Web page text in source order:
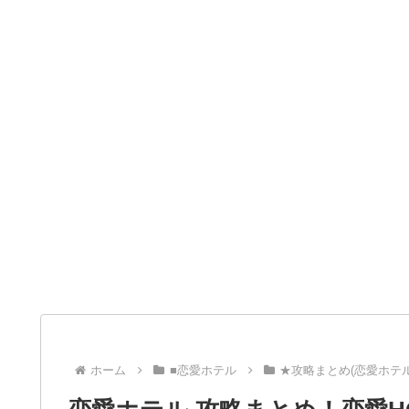
ホーム ■恋愛ホテル ★攻略まとめ(恋愛ホテ